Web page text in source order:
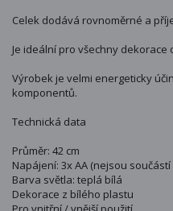
Celek dodává rovnoměrné a
Je ideální pro všechny dekorace
Výrobek je velmi energeticky
komponentů.
Technická data
Průměr: 42 cm
Napájení: 3x AA (nejsou
Barva světla: teplá bílá
Dekorace z bílého plastu